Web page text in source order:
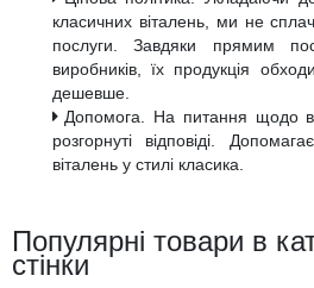
класичних віталень, ми не
послуги. Завдяки прямим
виробників, їх продукція
дешевше.
Допомога. На питання щодо
розгорнуті відповіді.
віталень у стилі класика.
Популярні товари в
стінки